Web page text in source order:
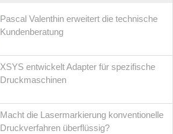
Pascal Valenthin erweitert die technische
Kundenberatung
XSYS entwickelt Adapter für spezifische
Druckmaschinen
Macht die Lasermarkierung konventionelle
Druckverfahren überflüssig?